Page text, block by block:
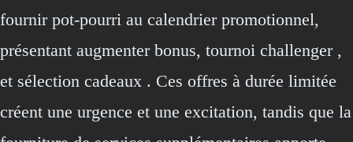
fournir pot-pourri au calendrier promotionnel,
présentant augmenter bonus, tournoi challenger ,
et sélection cadeaux . Ces offres à durée limitée
créent une urgence et une excitation, tandis que la